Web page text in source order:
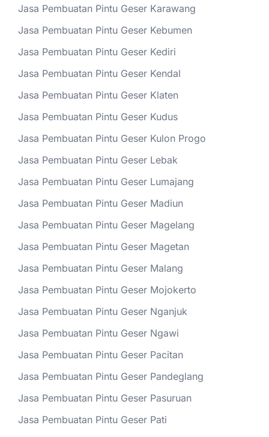
Jasa Pembuatan Pintu Geser Karawang
Jasa Pembuatan Pintu Geser Kebumen
Jasa Pembuatan Pintu Geser Kediri
Jasa Pembuatan Pintu Geser Kendal
Jasa Pembuatan Pintu Geser Klaten
Jasa Pembuatan Pintu Geser Kudus
Jasa Pembuatan Pintu Geser Kulon Progo
Jasa Pembuatan Pintu Geser Lebak
Jasa Pembuatan Pintu Geser Lumajang
Jasa Pembuatan Pintu Geser Madiun
Jasa Pembuatan Pintu Geser Magelang
Jasa Pembuatan Pintu Geser Magetan
Jasa Pembuatan Pintu Geser Malang
Jasa Pembuatan Pintu Geser Mojokerto
Jasa Pembuatan Pintu Geser Nganjuk
Jasa Pembuatan Pintu Geser Ngawi
Jasa Pembuatan Pintu Geser Pacitan
Jasa Pembuatan Pintu Geser Pandeglang
Jasa Pembuatan Pintu Geser Pasuruan
Jasa Pembuatan Pintu Geser Pati